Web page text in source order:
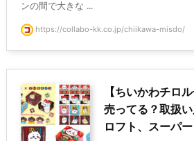
ンの間で大きな ...
https://collabo-kk.co.jp/chiikawa-misdo/
【ちいかわチロ
売ってる？取扱
ロフト、スーパー